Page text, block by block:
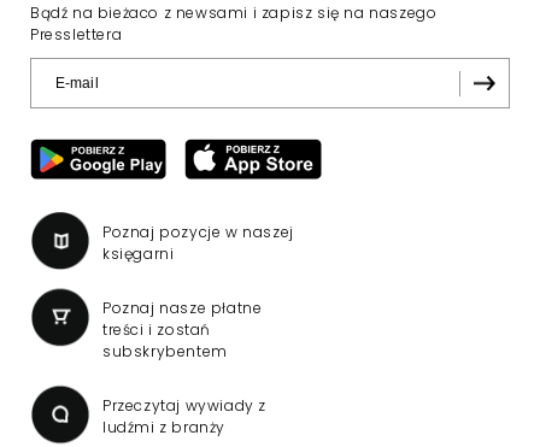
Bądź na bieżaco z newsami i zapisz się na naszego
Presslettera
Poznaj pozycje w naszej
księgarni
Poznaj nasze płatne
treści i zostań
subskrybentem
Przeczytaj wywiady z
ludźmi z branży